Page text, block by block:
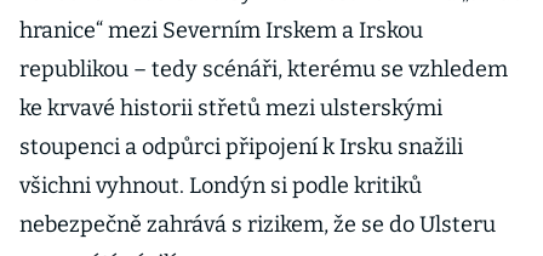
hranice“ mezi Severním Irskem a Irskou
republikou – tedy scénáři, kterému se vzhledem
ke krvavé historii střetů mezi ulsterskými
stoupenci a odpůrci připojení k Irsku snažili
všichni vyhnout. Londýn si podle kritiků
nebezpečně zahrává s rizikem, že se do Ulsteru